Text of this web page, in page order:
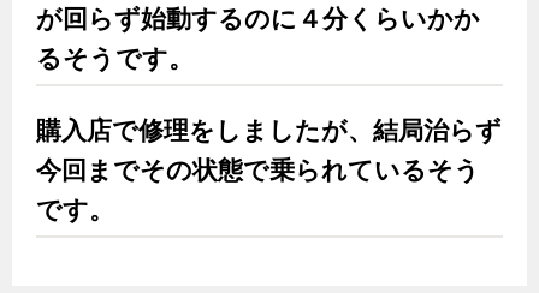
が回らず始動するのに４分くらいかか
るそうです。
購入店で修理をしましたが、結局治らず
今回までその状態で乗られているそう
です。